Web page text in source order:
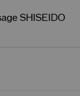
SHISEIDO